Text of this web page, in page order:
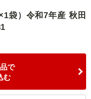
袋）令和7年産 秋田
で
む